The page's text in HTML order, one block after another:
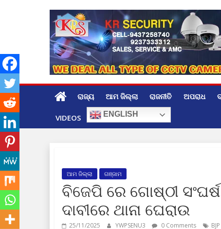
ରାଜ୍ୟ ଆମ ଜିଲ୍ଲା ରାଜନୀତି ଅପରାଧ
VIDEOS ENGLISH
ଆମ ଜିଲ୍ଲା ଗଞ୍ଜାମ
ବିଜେପି ରେ ଗୋଷ୍ଠୀ
ଦାବୀରେ ଥାନା ଘେରାଉ
25/11/2025 YWPSENU3 0 Comments